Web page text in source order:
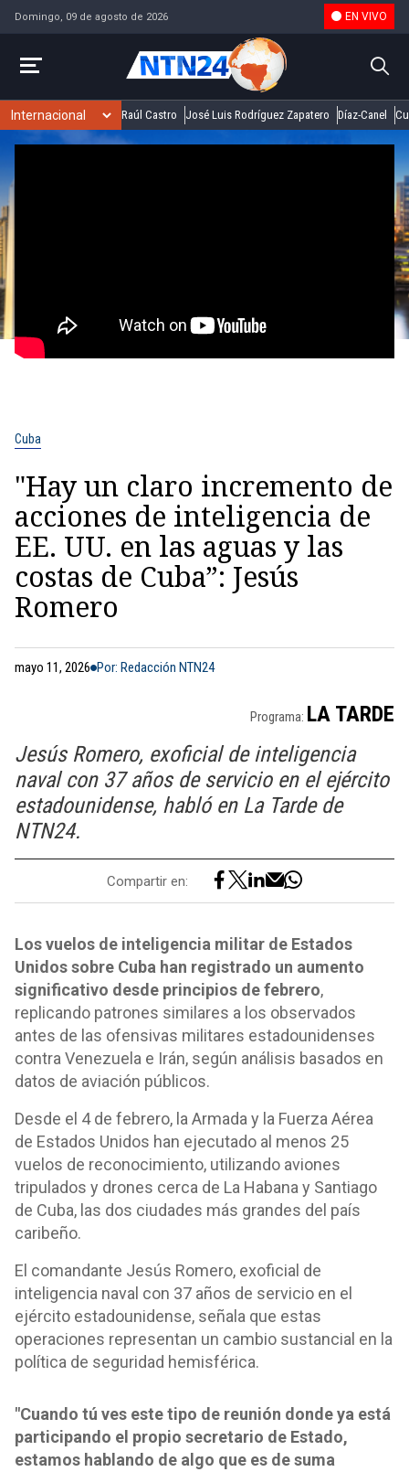
Domingo, 09 de agosto de 2026 EN VIVO
Raúl Castro José Luis Rodríguez Zapatero Díaz-Canel
Cuba
"Hay un claro incremento de
acciones de inteligencia de
EE. UU. en las aguas y las
costas de Cuba”: Jesús
Romero
mayo 11, 2026 Por: Redacción NTN24
Programa: LA TARDE
Jesús Romero, exoficial de inteligencia
naval con 37 años de servicio en el ejército
estadounidense, habló en La Tarde de
NTN24.
Compartir en:
Los vuelos de inteligencia militar de Estados
Unidos sobre Cuba han registrado un aumento
significativo desde principios de febrero,
replicando patrones similares a los observados
antes de las ofensivas militares estadounidenses
contra Venezuela e Irán, según análisis basados en
datos de aviación públicos.
Desde el 4 de febrero, la Armada y la Fuerza Aérea
de Estados Unidos han ejecutado al menos 25
vuelos de reconocimiento, utilizando aviones
tripulados y drones cerca de La Habana y Santiago
de Cuba, las dos ciudades más grandes del país
caribeño.
El comandante Jesús Romero, exoficial de
inteligencia naval con 37 años de servicio en el
ejército estadounidense, señala que estas
operaciones representan un cambio sustancial en la
política de seguridad hemisférica.
"Cuando tú ves este tipo de reunión donde ya está
participando el propio secretario de Estado,
estamos hablando de algo que es de suma